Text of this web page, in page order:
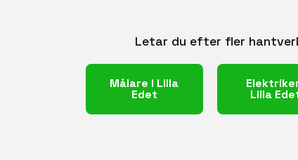
Letar du efter fler
Målare i Lilla
Edet Lilla